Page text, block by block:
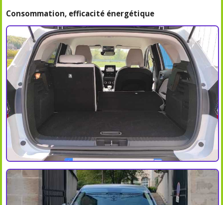
Consommation, efficacité énergétique